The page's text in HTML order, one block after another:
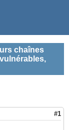
chaînes
#1